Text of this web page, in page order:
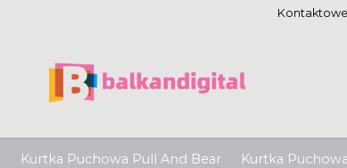
Kontaktowe
Kurtka Puchowa Pull And Bear Kurtka